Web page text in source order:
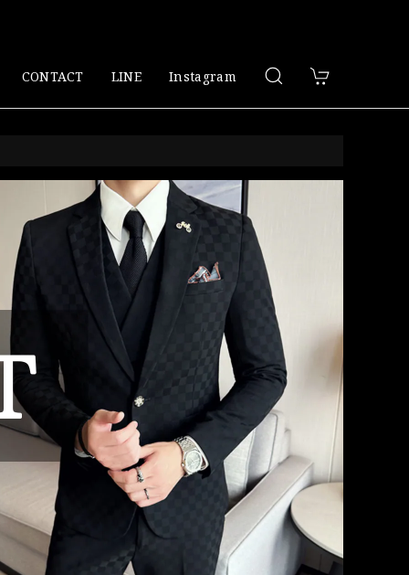
CONTACT LINE Instagram